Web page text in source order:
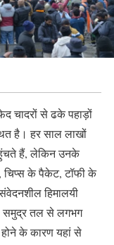
चादरों से ढके पहाड़ों
है। हर साल लाखों
हैं, लेकिन उनके
चिप्स के पैकेट, टॉफी के
हिमालयी
समुद्र तल से लगभग
के कारण यहां से